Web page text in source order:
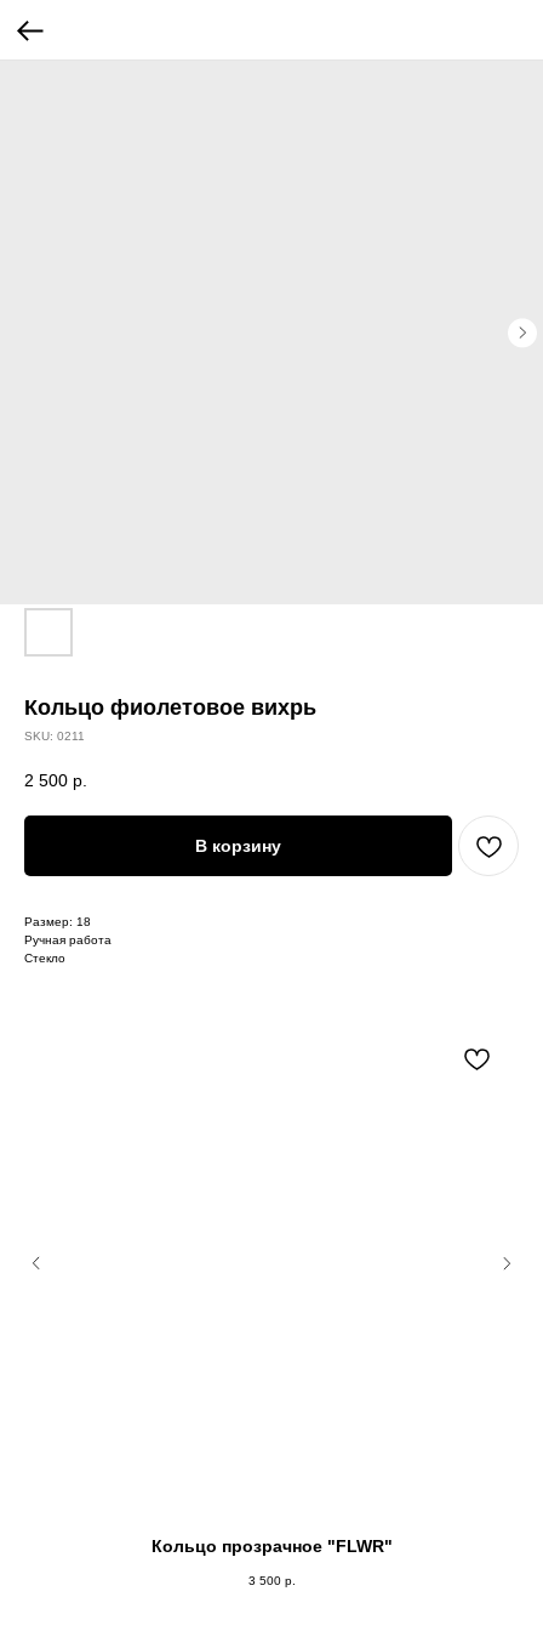
Кольцо фиолетовое вихрь
SKU: 0211
2 500 р.
В корзину
Размер: 18
Ручная работа
Стекло
Кольцо прозрачное "FLWR"
3 500 р.